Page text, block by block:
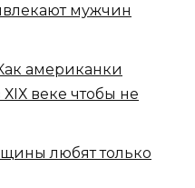
мужчин
американки
веке чтобы не
любят только